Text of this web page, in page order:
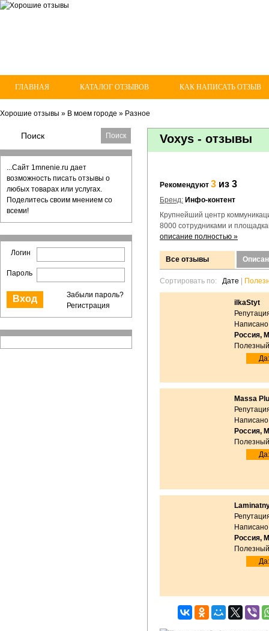
ГЛАВНАЯ КАТАЛОГ ОТЗЫВОВ КАК НАПИСАТЬ ОТЗЫВ
Хорошие отзывы » В моем городе » Разное
...Сайт 1mnenie.ru дает
возможность писать отзывы о
любых товарах или услугах.
Поделитесь своим мнением со
всеми!
Логин
Пароль
Забыли пароль?
Регистрация
Voxys - отзывы
Рекомендуют 3 из 3
Бренд: Инфо-контент
Крупнейший центр
8000 сотрудниками и
описание полностью »
Все отзывы
Сортировать по: Дате
ilkaStyt
Россия,
Massa
Россия,
Россия,